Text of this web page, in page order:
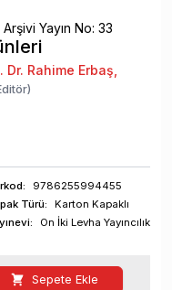
Yayın No: 33
Dr. Rahime Erbaş,
:
9786255994455
Türü:
Karton Kapaklı
On İki Levha Yayıncılık
Sepete Ekle